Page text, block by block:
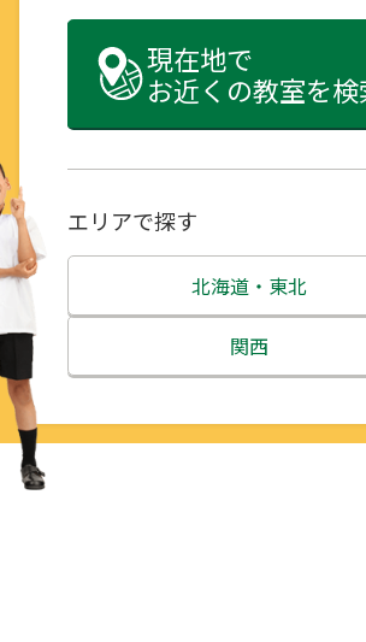
現在地で
お近くの教室を検
エリアで探す
北海道・東北
北海道
関西